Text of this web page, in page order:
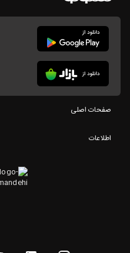
صفحات اصلی
اطلاعات